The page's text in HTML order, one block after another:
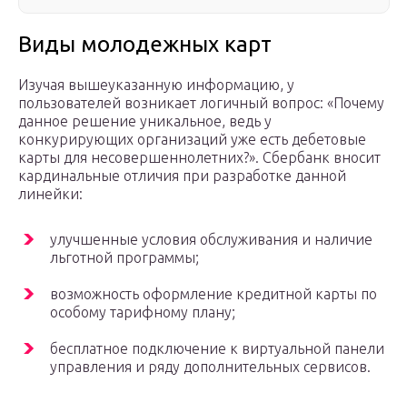
Виды молодежных карт
Изучая вышеуказанную информацию, у
пользователей возникает логичный вопрос: «Почему
данное решение уникальное, ведь у
конкурирующих организаций уже есть дебетовые
карты для несовершеннолетних?». Сбербанк вносит
кардинальные отличия при разработке данной
линейки:
улучшенные условия обслуживания и наличие
льготной программы;
возможность оформление кредитной карты по
особому тарифному плану;
бесплатное подключение к виртуальной панели
управления и ряду дополнительных сервисов.